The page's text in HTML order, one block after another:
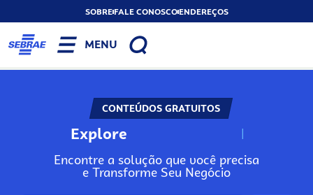
SOBREFALE CONOSCOENDEREÇOS
MENU
CONTEÚDOS GRATUITOS
Explore N
Encontre a solução que você precisa
e Transforme Seu Negócio